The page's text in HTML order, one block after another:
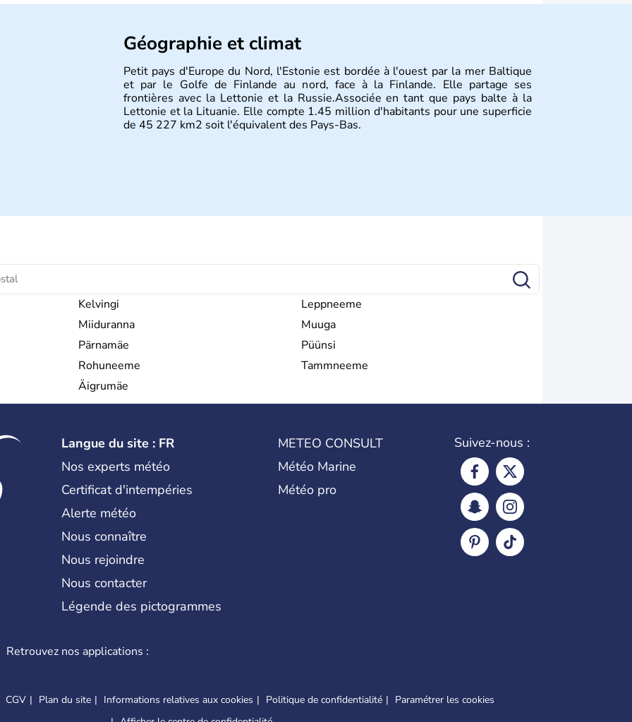
Géographie et climat
Petit pays d'Europe du Nord, l'Estonie est bordée à l'ouest par la mer Baltique
et par le Golfe de Finlande au nord, face à la Finlande. Elle partage ses
frontières avec la Lettonie et la Russie.Associée en tant que pays balte à la
Lettonie et la Lituanie. Elle compte 1.45 million d'habitants pour une superficie
de 45 227 km2 soit l'équivalent des Pays-Bas.
Kelvingi
Leppneeme
Miiduranna
Muuga
Pärnamäe
Püünsi
Rohuneeme
Tammneeme
Äigrumäe
Langue du site : FR
Nos experts météo
Certificat d'intempéries
Alerte météo
Nous connaître
Nous rejoindre
Nous contacter
Légende des pictogrammes
METEO CONSULT
Météo Marine
Météo pro
Suivez-nous :
Retrouvez nos applications :
CGV Plan du site Informations relatives aux cookies Politique de confidentialité
Paramétrer les cookies